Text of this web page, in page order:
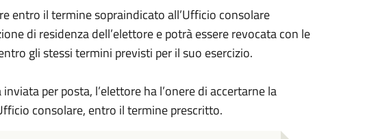
entro il termine sopraindicato all’Ufficio consolare
di residenza dell’elettore e potrà essere revocata con le
gli stessi termini previsti per il suo esercizio.
per posta, l’elettore ha l’onere di accertarne la
consolare, entro il termine prescritto.